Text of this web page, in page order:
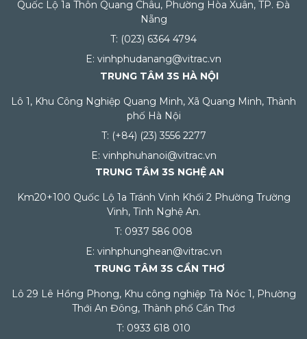
Quốc Lộ 1a Thôn Quang Châu, Phường Hòa Xuân, TP. Đà
Nẵng
T: (023) 6364 4794
E: vinhphudanang@vitrac.vn
TRUNG TÂM 3S HÀ NỘI
Lô 1, Khu Công Nghiệp Quang Minh, Xã Quang Minh, Thành
phố Hà Nội
T: (+84) (23) 3556 2277
E: vinhphuhanoi@vitrac.vn
TRUNG TÂM 3S NGHỆ AN
Km20+100 Quốc Lộ 1a Tránh Vinh Khối 2 Phường Trường
Vinh, Tỉnh Nghệ An.
T: 0937 586 008
E: vinhphunghean@vitrac.vn
TRUNG TÂM 3S CẦN THƠ
Lô 29 Lê Hồng Phong, Khu công nghiệp Trà Nóc 1, Phường
Thới An Đông, Thành phố Cần Thơ
T: 0933 618 010